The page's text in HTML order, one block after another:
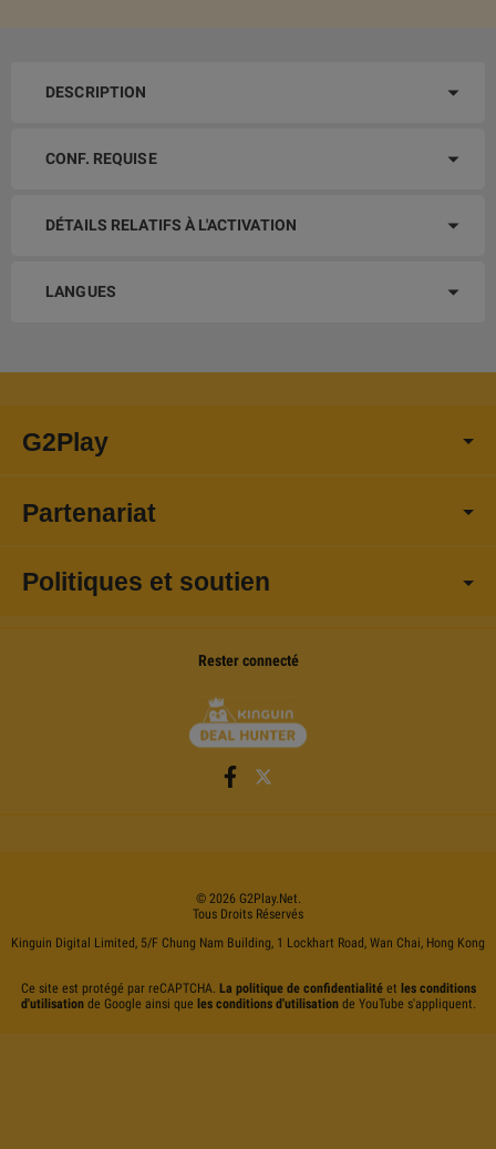
DESCRIPTION
CONF. REQUISE
DÉTAILS RELATIFS À L'ACTIVATION
LANGUES
G2Play
Partenariat
Politiques et soutien
Rester connecté
© 2026 G2Play.net.
Tous Droits Réservés
Kinguin Digital Limited, 5/F Chung Nam Building, 1 Lockhart Road, Wan Chai, Hong Kong
Ce site est protégé par reCAPTCHA. La politique de confidentialitéet les conditions
d'utilisationde Google ainsi que les conditions d'utilisationde YouTube s'appliquent.